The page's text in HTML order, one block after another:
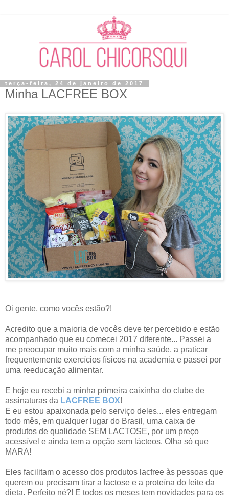
terça-feira, 24 de janeiro de 2017
Minha LACFREE BOX
Oi gente, como vocês estão?!
Acredito que a maioria de vocês deve ter percebido e estão
acompanhado que eu comecei 2017 diferente... Passei a
me preocupar muito mais com a minha saúde, a praticar
frequentemente exercícios físicos na academia e passei por
uma reeducação alimentar.
E hoje eu recebi a minha primeira caixinha do clube de
assinaturas da LACFREE BOX!
E eu estou apaixonada pelo serviço deles... eles entregam
todo mês, em qualquer lugar do Brasil, uma caixa de
produtos de qualidade SEM LACTOSE, por um preço
acessível e ainda tem a opção sem lácteos. Olha só que
MARA!
Eles facilitam o acesso dos produtos lacfree às pessoas que
querem ou precisam tirar a lactose e a proteína do leite da
dieta. Perfeito né?! E todos os meses tem novidades para os